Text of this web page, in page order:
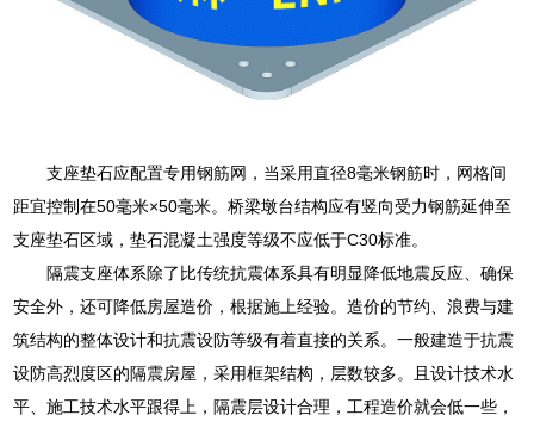
支座垫石应配置专用钢筋网，当采用直径8毫米钢筋时，网格间
距宜控制在50毫米×50毫米。桥梁墩台结构应有竖向受力钢筋延伸至
支座垫石区域，垫石混凝土强度等级不应低于C30标准。
隔震支座体系除了比传统抗震体系具有明显降低地震反应、确保
安全外，还可降低房屋造价，根据施上经验。造价的节约、浪费与建
筑结构的整体设计和抗震设防等级有着直接的关系。一般建造于抗震
设防高烈度区的隔震房屋，采用框架结构，层数较多。且设计技术水
平、施工技术水平跟得上，隔震层设计合理，工程造价就会低一些，